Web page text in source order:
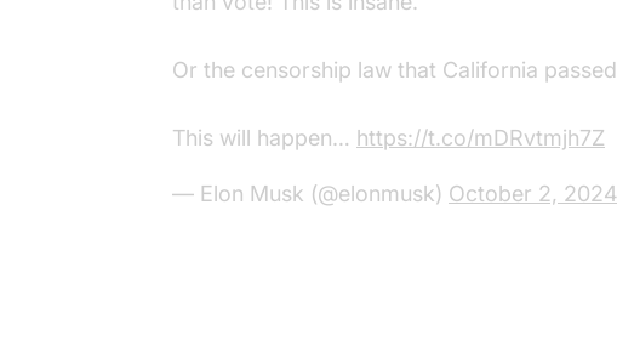
Or the censorship law that California
This will happen… https://t.co/mDRvtmjh7Z
— Elon Musk (@elonmusk) October 2, 2024